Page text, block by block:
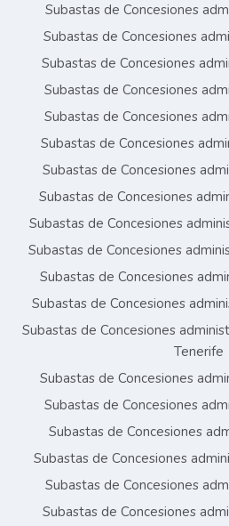
Subastas de Concesiones
Subastas de Concesiones
Subastas de Concesiones
Subastas de Concesiones
Subastas de Concesiones
Subastas de Concesiones
Subastas de Concesiones
Subastas de Concesiones
Subastas de Concesiones
Subastas de Concesiones
Subastas de Concesiones
Subastas de Concesiones
Subastas de Concesiones
Tenerife
Subastas de Concesiones
Subastas de Concesiones
Subastas de Concesiones
Subastas de Concesiones
Subastas de Concesiones
Subastas de Concesiones